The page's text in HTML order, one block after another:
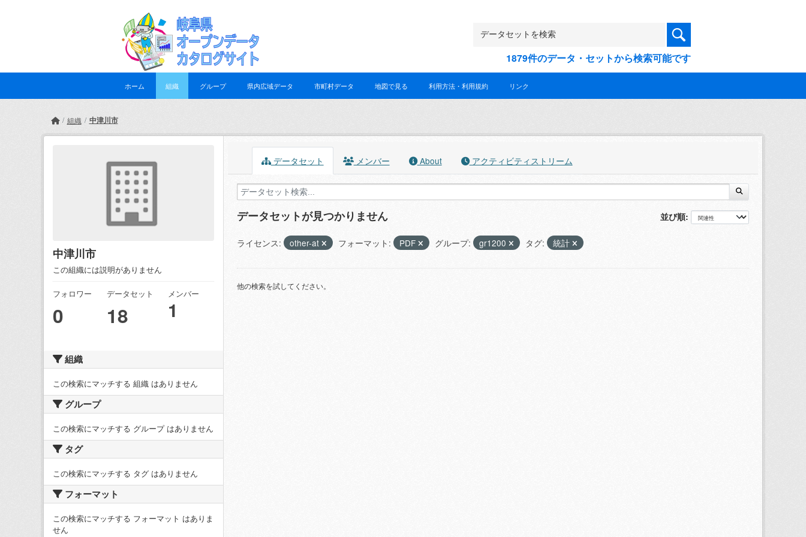
1879件のデータ・セットから検索可能です
ホーム 組織 グループ 県内広域データ 市町村データ 地図で見る 利用方法・利用規約 リンク
組織 中津川市
中津川市
この組織には説明がありません
フォロワー
0
データセット
18
メンバー
1
組織
この検索にマッチする 組織 はありません
グループ
この検索にマッチする グループ はありません
タグ
この検索にマッチする タグ はありません
フォーマット
この検索にマッチする フォーマット はありま
せん
データセット メンバー About アクティビティストリーム
並び順
データセットが見つかりません
ライセンス: other-at フォーマット: PDF グループ: gr1200 タグ: 統計
他の検索を試してください。